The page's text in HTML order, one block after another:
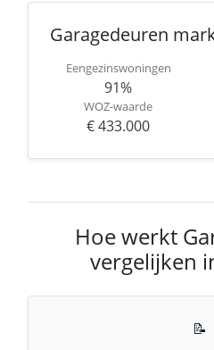
Garagedeuren
Eengezinswoningen
91%
WOZ-waarde
€ 433.000
Hoe werkt
vergelijken
📝